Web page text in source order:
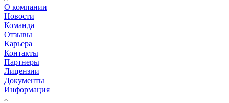
О компании
Новости
Команда
Отзывы
Карьера
Контакты
Партнеры
Лицензии
Документы
Информация